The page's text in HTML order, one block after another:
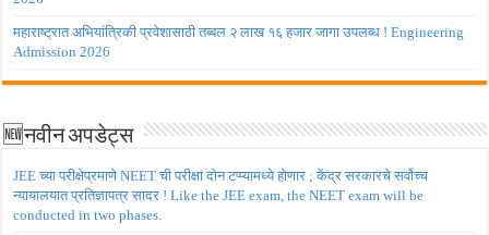
महाराष्ट्रात अभियांत्रिकी प्रवेशासाठी तब्बल २ लाख १६ हजार जागा उपलब्ध ! Engineering
Admission 2026
🆕नवीन अपडेट्स
JEE च्या परीक्षेप्रमाणे NEET ची परीक्षा दोन टप्प्यामध्ये होणार ; केंद्र सरकारचे सर्वोच्च
न्यायालयात प्रतिज्ञापत्र सादर ! Like the JEE exam, the NEET exam will be
conducted in two phases.